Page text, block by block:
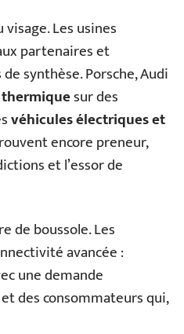
Les usines
partenaires et
synthèse. Porsche, Audi
sur des
véhicules électriques et
encore preneur,
et l’essor de
de boussole. Les
avancée :
une demande
des consommateurs qui,